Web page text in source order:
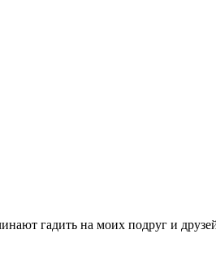
гадить на моих подруг и